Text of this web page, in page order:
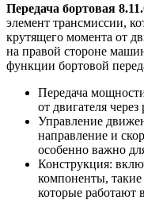
Передача бортовая
элемент трансмиссии,
крутящего момента от
на правой стороне
функции бортовой
Передача
от двигателя
Управление
направление и
особенно важно
Конструкция:
компоненты,
которые работают